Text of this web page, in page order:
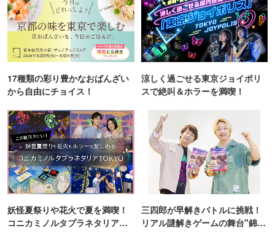
17種類の彩り豊かなおばんざい
から自由にチョイス！
涼しく過ごせる東京ジョイポリ
スで絶叫＆ホラーを満喫！
妖怪夏祭りや花火で夏を満喫！
コニカミノルタプラネタリア
三四郎が早解きバトルに挑戦！
リアル謎解きゲームの舞台"錦糸